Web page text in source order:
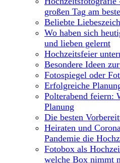
großen Tag am
Beliebte
Wo haben sich
und lieben gelernt
Hochzeitsfeier
Besondere Ideen
Fotospiegel oder
Erfolgreiche
Polterabend feiern:
Planung
Die besten
Heiraten und
Pandemie die
Fotobox als
welche Box nimmt